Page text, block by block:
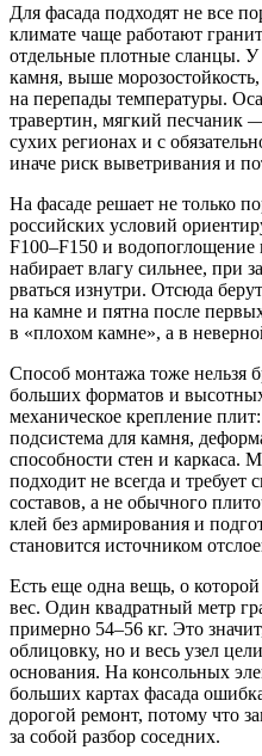
Для фасада подходят не все
климате чаще работают
отдельные плотные сланцы.
камня, выше
на перепады температуры.
травертин, мягкий песчаник
сухих регионах и с
иначе риск выветривания и
На фасаде решает не только
российских условий
F100–F150 и
набирает влагу сильнее, при
рваться изнутри. Отсюда
на камне и пятна после
в «плохом камне», а в
Способ монтажа тоже нельзя
больших форматов и
механическое крепление
подсистема для камня,
способности стен и каркаса.
подходит не всегда и
составов, а не обычного
клей без армирования и
становится источником
Есть еще одна вещь, о
вес. Один квадратный метр
примерно 54–56 кг. Это
облицовку, но и весь узел
основания. На консольных
больших картах фасада
дорогой ремонт, потому что
за собой разбор соседних.